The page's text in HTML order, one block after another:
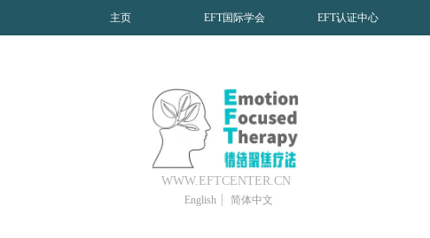
主页 EFT国际学会 EFT认证中心
English 简体中文
WWW.EFTCENTER.CN